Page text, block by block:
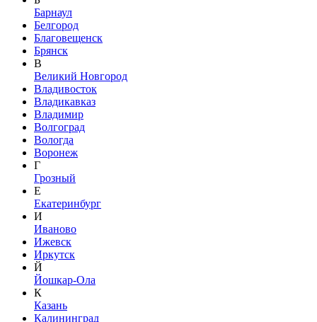
Барнаул
Белгород
Благовещенск
Брянск
В
Великий Новгород
Владивосток
Владикавказ
Владимир
Волгоград
Вологда
Воронеж
Г
Грозный
Е
Екатеринбург
И
Иваново
Ижевск
Иркутск
Й
Йошкар-Ола
К
Казань
Калининград